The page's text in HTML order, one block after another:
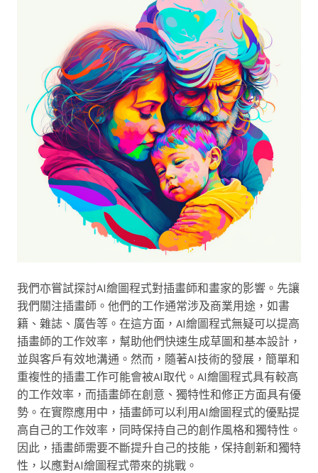
我們亦嘗試探討AI繪圖程式對插畫師和畫家的影響。先讓
我們關注插畫師。他們的工作通常涉及商業用途，如書
籍、雜誌、廣告等。在這方面，AI繪圖程式無疑可以提高
插畫師的工作效率，幫助他們快速生成草圖和基本設計，
並與客戶有效地溝通。然而，隨著AI技術的發展，簡單和
重複性的插畫工作可能會被AI取代。AI繪圖程式具有較高
的工作效率，而插畫師在創意、獨特性和修正方面具有優
勢。在實際應用中，插畫師可以利用AI繪圖程式的優點提
高自己的工作效率，同時保持自己的創作風格和獨特性。
因此，插畫師需要不斷提升自己的技能，保持創新和獨特
性，以應對AI繪圖程式帶來的挑戰。